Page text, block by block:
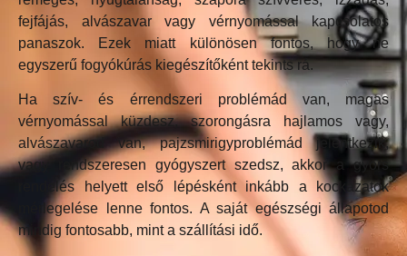
fejfájás, alvászavar vagy vérnyomással kapcsolatos
panaszok. Ezek miatt különösen fontos, hogy ne
egyszerű fogyókúrás kiegészítőként tekints rá.
Ha szív- és érrendszeri problémád van, magas
vérnyomással küzdesz, szorongásra hajlamos vagy,
alvászavarod van, pajzsmirigyproblémád jelentkezik,
vagy rendszeresen gyógyszert szedsz, akkor a gyors
rendelés helyett első lépésként inkább a kockázatok
mérlegelése lenne fontos. A saját egészségi állapotod
mindig fontosabb, mint a szállítási idő.